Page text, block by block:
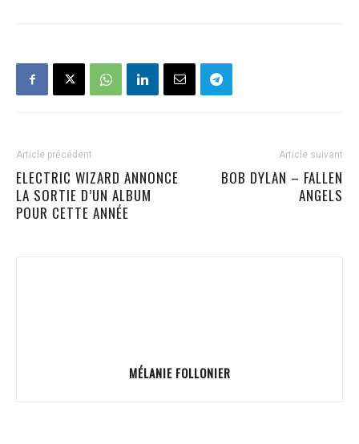
Article précédent
ELECTRIC WIZARD ANNONCE
LA SORTIE D’UN ALBUM
POUR CETTE ANNÉE
Article suivant
BOB DYLAN – FALLEN
ANGELS
MÉLANIE FOLLONIER